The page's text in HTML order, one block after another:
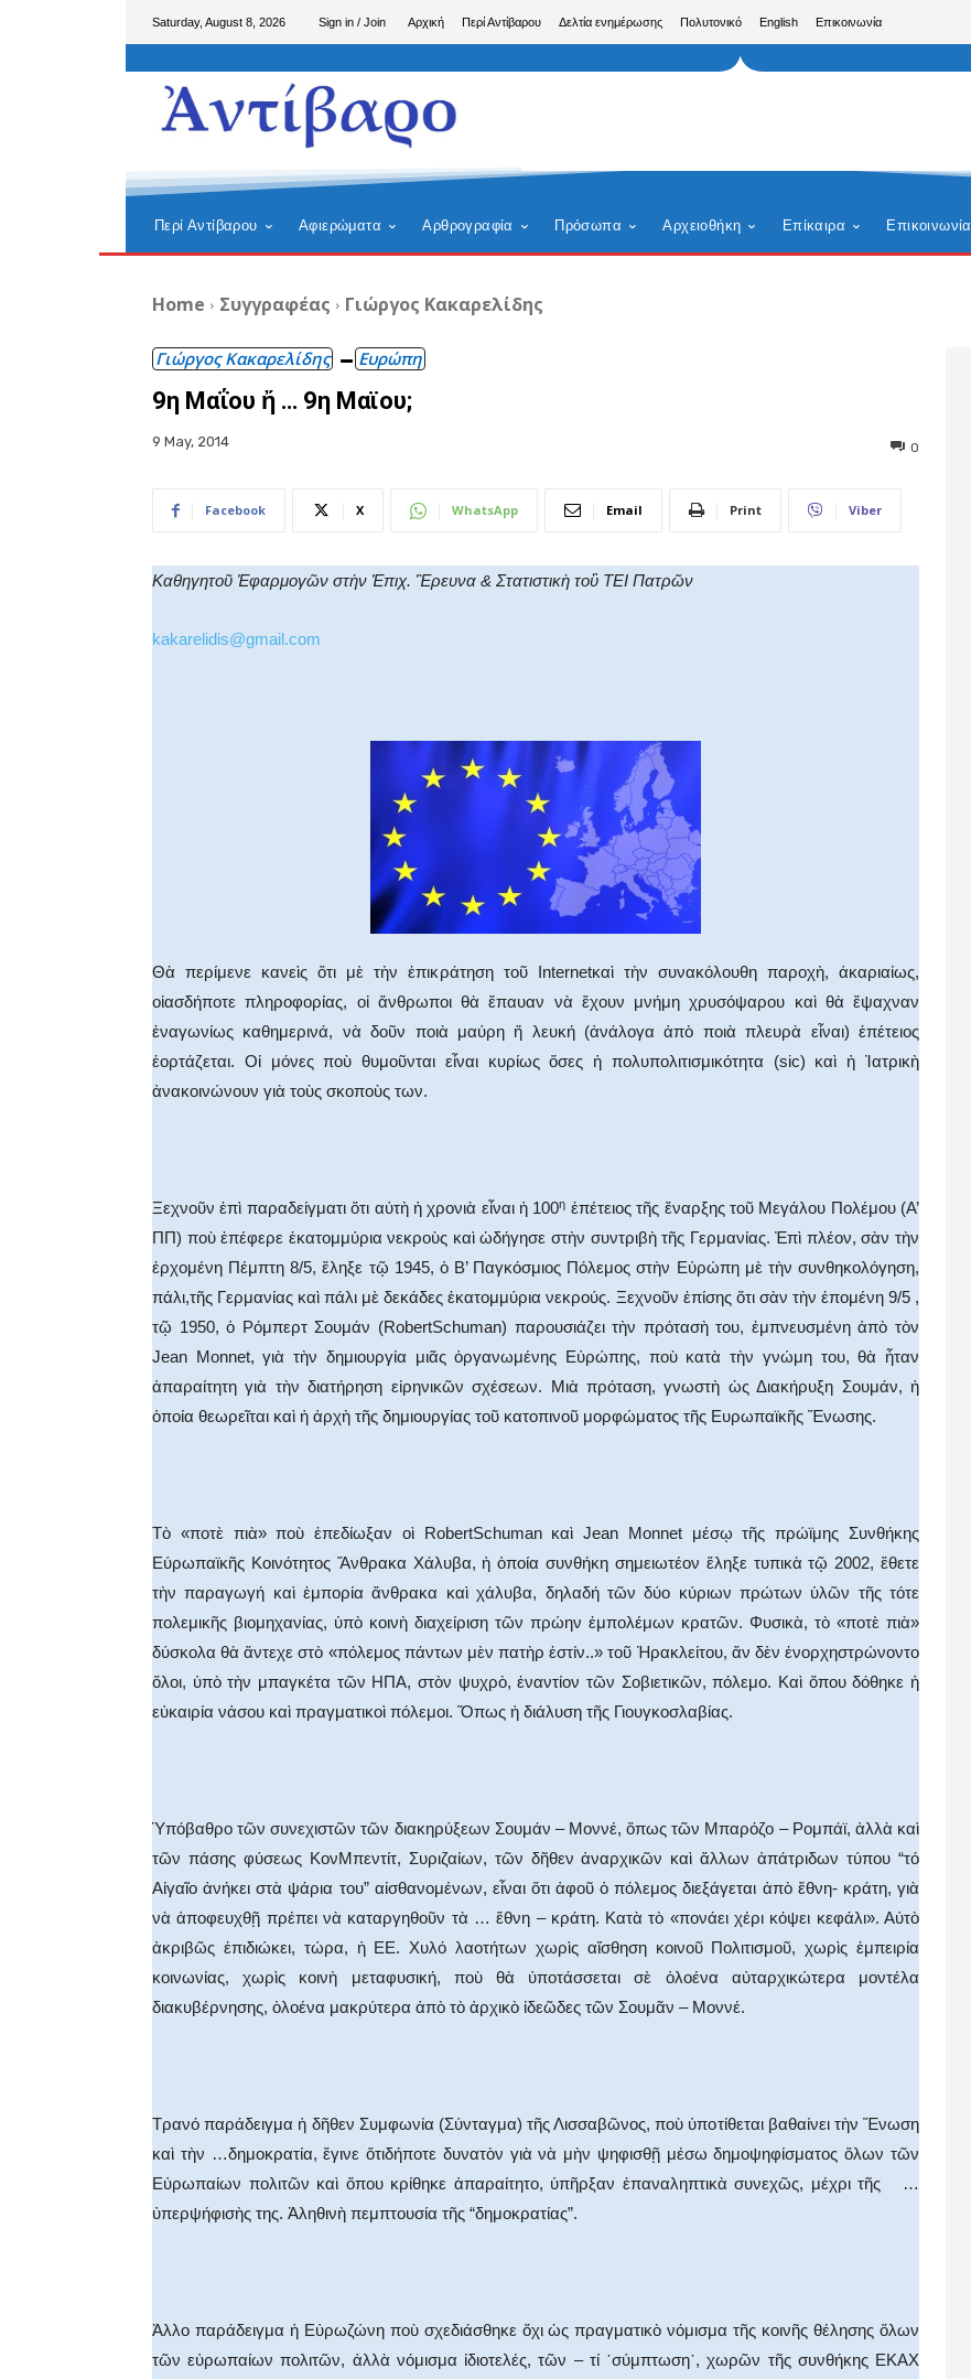
Saturday, August 8, 2026 Sign in / Join Αρχική Περί Αντίβαρου Δελτία ενημέρωσης Πολυτονικό English Επικοινωνία
Περί Αντίβαρου Αφιερώματα Αρθρογραφία Πρόσωπα Αρχειοθήκη Επίκαιρα Επικοινωνία
Home Συγγραφέας Γιώργος Κακαρελίδης
Γιώργος Κακαρελίδης Ευρώπη
9η Μαΐου ἤ … 9η Μαϊου;
9 May, 2014 0
Facebook X WhatsApp Email Print Viber
Καθηγητοῦ Ἐφαρμογῶν στὴν Ἐπιχ. Ἒρευνα & Στατιστικὴ τοὒ ΤΕΙ Πατρῶν
kakarelidis@gmail.com
Θὰ περίμενε κανεὶς ὅτι μὲ τὴν ἐπικράτηση τοῦ Internetκαὶ τὴν συνακόλουθη παροχὴ, ἀκαριαίως,
οἱασδήποτε πληροφορίας, οἱ ἄνθρωποι θὰ ἔπαυαν νὰ ἔχουν μνήμη χρυσόψαρου καὶ θὰ ἔψαχναν
ἐναγωνίως καθημερινά, νὰ δοῦν ποιὰ μαύρη ἤ λευκή (ἀνάλογα ἀπὸ ποιὰ πλευρὰ εἶναι) ἐπέτειος
ἑορτάζεται. Οἱ μόνες ποὺ θυμοῦνται εἶναι κυρίως ὅσες ἡ πολυπολιτισμικότητα (sic) καὶ ἡ Ἱατρικὴ
ἀνακοινώνουν γιὰ τοὺς σκοποὺς των.
Ξεχνοῦν ἐπὶ παραδείγματι ὅτι αὐτὴ ἡ χρονιὰ εἶναι ἡ 100η ἐπέτειος τῆς ἔναρξης τοῦ Μεγάλου Πολέμου (Α’
ΠΠ) ποὺ ἐπέφερε ἑκατομμύρια νεκροὺς καὶ ὡδήγησε στὴν συντριβὴ τῆς Γερμανίας. Ἐπὶ πλέον, σὰν τὴν
ἐρχομένη Πέμπτη 8/5, ἔληξε τῷ 1945, ὁ Β’ Παγκόσμιος Πόλεμος στὴν Εὐρώπη μὲ τὴν συνθηκολόγηση,
πάλι,τῆς Γερμανίας καὶ πάλι μὲ δεκάδες ἑκατομμύρια νεκρούς. Ξεχνοῦν ἐπίσης ὅτι σὰν τὴν ἑπομένη 9/5 ,
τῷ 1950, ὁ Ρόμπερτ Σουμάν (RobertSchuman) παρουσιάζει τὴν πρότασὴ του, ἐμπνευσμένη ἀπὸ τὸν
Jean Monnet, γιὰ τὴν δημιουργία μιᾶς ὀργανωμένης Εὐρώπης, ποὺ κατὰ τὴν γνώμη του, θὰ ἦταν
ἀπαραίτητη γιὰ τὴν διατήρηση εἰρηνικῶν σχέσεων. Μιὰ πρόταση, γνωστὴ ὡς Διακήρυξη Σουμάν, ἡ
ὁποία θεωρεῖται καὶ ἡ ἀρχὴ τῆς δημιουργίας τοῦ κατοπινοῦ μορφώματος τῆς Ευρωπαϊκῆς Ἕνωσης.
Τὸ «ποτὲ πιὰ» ποὺ ἐπεδίωξαν οὶ RobertSchuman καὶ Jean Monnet μέσῳ τῆς πρώϊμης Συνθήκης
Εύρωπαϊκῆς Κοινότητος Ἄνθρακα Χάλυβα, ἡ ὁποία συνθήκη σημειωτέον ἔληξε τυπικὰ τῷ 2002, ἔθετε
τὴν παραγωγή καὶ ἐμπορία ἄνθρακα καὶ χάλυβα, δηλαδή τῶν δύο κύριων πρώτων ὑλῶν τῆς τότε
πολεμικῆς βιομηχανίας, ὑπὸ κοινὴ διαχείριση τῶν πρώην ἐμπολέμων κρατῶν. Φυσικὰ, τὸ «ποτὲ πιὰ»
δύσκολα θὰ ἄντεχε στὸ «πόλεμος πάντων μὲν πατὴρ ἐστίν..» τοῦ Ἡρακλείτου, ἄν δὲν ἐνορχηστρώνοντο
ὅλοι, ὑπὸ τὴν μπαγκέτα τῶν ΗΠΑ, στὸν ψυχρὸ, ἐναντίον τῶν Σοβιετικῶν, πόλεμο. Καὶ ὄπου δόθηκε ἡ
εὐκαιρία νἀσου καὶ πραγματικοὶ πόλεμοι. Ὅπως ἡ διάλυση τῆς Γιουγκοσλαβίας.
Ὑπόβαθρο τῶν συνεχιστῶν τῶν διακηρύξεων Σουμάν – Μοννέ, ὅπως τῶν Μπαρόζο – Ρομπάϊ, ἀλλὰ καὶ
τῶν πάσης φύσεως ΚονΜπεντίτ, Συριζαίων, τῶν δῆθεν ἀναρχικῶν καὶ ἄλλων ἀπάτριδων τύπου “τό
Αἰγαῖο ἀνήκει στὰ ψάρια του” αἰσθανομένων, εἶναι ὅτι ἀφοῦ ὀ πόλεμος διεξάγεται ἀπὸ ἔθνη- κράτη, γιὰ
νὰ ἀποφευχθῇ πρέπει νὰ καταργηθοῦν τὰ … ἔθνη – κράτη. Κατὰ τὸ «πονάει χέρι κόψει κεφάλι». Αὐτὸ
ἀκριβῶς ἐπιδιώκει, τώρα, ἡ ΕΕ. Χυλό λαοτήτων χωρὶς αἴσθηση κοινοῦ Πολιτισμοῦ, χωρὶς ἐμπειρία
κοινωνίας, χωρὶς κοινὴ μεταφυσική, ποὺ θὰ ὐποτάσσεται σὲ ὁλοένα αὐταρχικώτερα μοντέλα
διακυβέρνησης, ὁλοένα μακρύτερα ἀπὸ τὸ ἀρχικὸ ἰδεῶδες τῶν Σουμᾶν – Μοννέ.
Τρανό παράδειγμα ἡ δῆθεν Συμφωνία (Σύνταγμα) τῆς Λισσαβῶνος, ποὺ ὑποτίθεται βαθαίνει τὴν Ἕνωση
καὶ τὴν …δημοκρατία, ἔγινε ὄτιδήποτε δυνατὸν γιὰ νὰ μὴν ψηφισθῇ μέσω δημοψηφίσματος ὅλων τῶν
Εὐρωπαίων πολιτῶν καὶ ὄπου κρίθηκε ἀπαραίτητο, ὑπῆρξαν ἐπαναληπτικὰ συνεχῶς, μέχρι τῆς …
ὐπερψήφισὴς της. Ἁληθινὴ πεμπτουσία τῆς “δημοκρατίας”.
Ἀλλο παράδειγμα ἡ Εὐρωζώνη ποὺ σχεδιάσθηκε ὄχι ὡς πραγματικὸ νόμισμα τῆς κοινῆς θέλησης ὅλων
τῶν εὐρωπαίων πολιτῶν, ἀλλὰ νόμισμα ἰδιοτελές, τῶν – τί ῾σύμπτωση῾, χωρῶν τῆς συνθήκης ΕΚΑΧ